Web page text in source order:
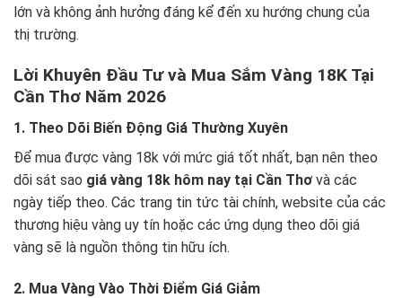
lớn và không ảnh hưởng đáng kể đến xu hướng chung của
thị trường.
Lời Khuyên Đầu Tư và Mua Sắm Vàng 18K Tại
Cần Thơ Năm 2026
1. Theo Dõi Biến Động Giá Thường Xuyên
Để mua được vàng 18k với mức giá tốt nhất, bạn nên theo
dõi sát sao giá vàng 18k hôm nay tại Cần Thơ và các
ngày tiếp theo. Các trang tin tức tài chính, website của các
thương hiệu vàng uy tín hoặc các ứng dụng theo dõi giá
vàng sẽ là nguồn thông tin hữu ích.
2. Mua Vàng Vào Thời Điểm Giá Giảm